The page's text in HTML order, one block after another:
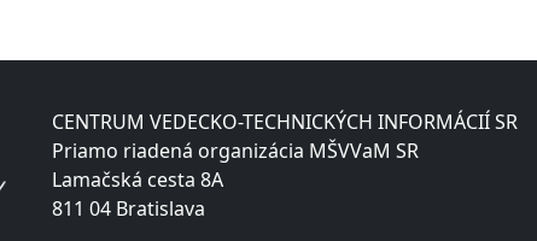
CENTRUM VEDECKO-TECHNICKÝCH INFORMÁCIÍ SR
Priamo riadená organizácia MŠVVaM SR
Lamačská cesta 8A
811 04 Bratislava